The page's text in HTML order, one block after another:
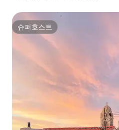
슈퍼호스트
슈퍼호스트